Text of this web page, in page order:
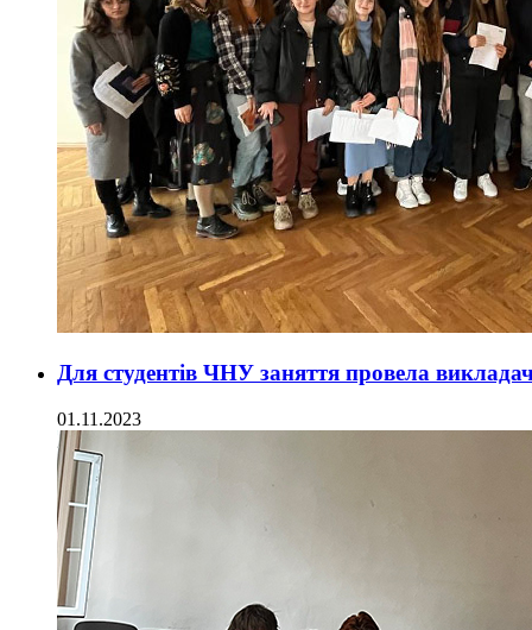
Для студентів ЧНУ заняття провела
01.11.2023